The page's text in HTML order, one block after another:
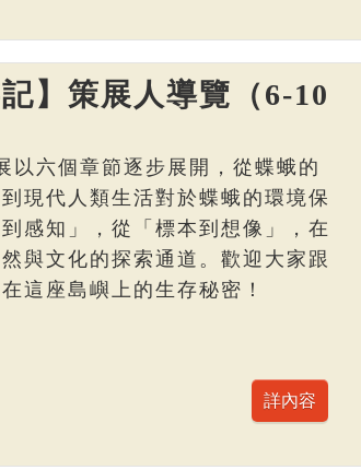
】策展人導覽（6-10
六個章節逐步展開，從蝶蛾的
現代人類生活對於蝶蛾的環境保
感知」，從「標本到想像」，在
與文化的探索通道。歡迎大家跟
這座島嶼上的生存秘密！